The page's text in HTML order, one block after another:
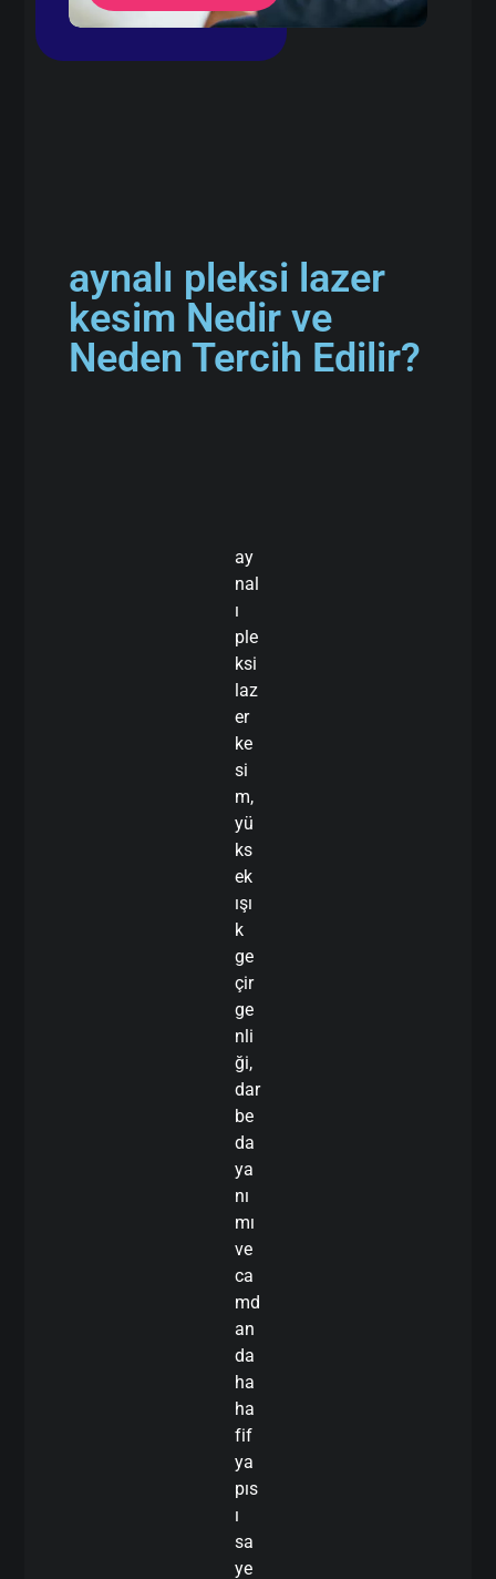
aynalı pleksi lazer
kesim Nedir ve
Neden Tercih Edilir?
ay
nal
ı
ple
ksi
laz
er
ke
si
m,
yü
ks
ek
ışı
k
ge
çir
ge
nli
ği,
dar
be
da
ya
nı
mı
ve
ca
md
an
da
ha
ha
fif
ya
pıs
ı
sa
ye